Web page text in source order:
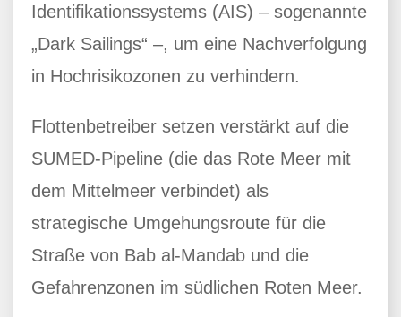
Identifikationssystems (AIS) – sogenannte
„Dark Sailings“ –, um eine Nachverfolgung
in Hochrisikozonen zu verhindern.
Flottenbetreiber setzen verstärkt auf die
SUMED-Pipeline (die das Rote Meer mit
dem Mittelmeer verbindet) als
strategische Umgehungsroute für die
Straße von Bab al-Mandab und die
Gefahrenzonen im südlichen Roten Meer.